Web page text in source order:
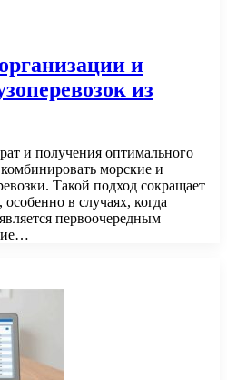
и
из
и получения оптимального
морские и
Такой подход сокращает
в случаях, когда
первоочередным